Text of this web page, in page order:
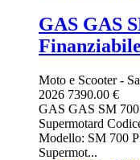
GAS GAS
Finanziabile
Moto e Scooter-
2026 7390.00 €
GAS GAS SM
Supermotard
Modello: SM 700
Supermot...